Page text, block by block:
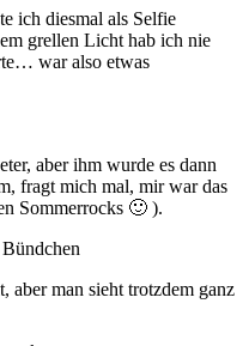
ich diesmal als Selfie
grellen Licht hab ich nie
war also etwas
aber ihm wurde es dann
fragt mich mal, mir war das
Sommerrocks 🙂 ).
aber man sieht trotzdem ganz